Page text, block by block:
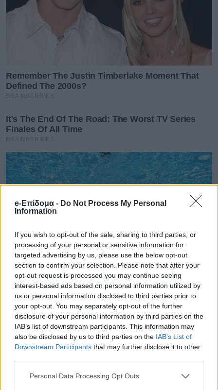
e-Επίδομα - Do Not Process My Personal
Information
If you wish to opt-out of the sale, sharing to third parties, or
processing of your personal or sensitive information for
targeted advertising by us, please use the below opt-out
section to confirm your selection. Please note that after your
opt-out request is processed you may continue seeing
interest-based ads based on personal information utilized by
us or personal information disclosed to third parties prior to
your opt-out. You may separately opt-out of the further
disclosure of your personal information by third parties on the
IAB’s list of downstream participants. This information may
also be disclosed by us to third parties on the IAB’s List of
Downstream Participants that may further disclose it to other
Personal Data Processing Opt Outs